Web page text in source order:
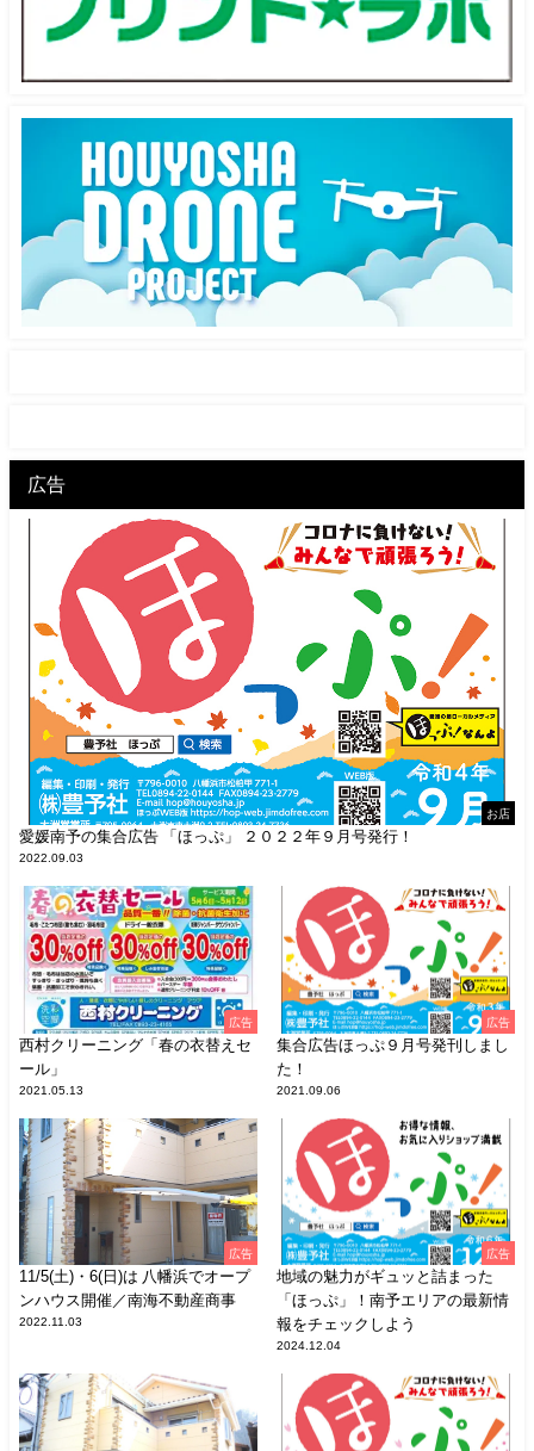
広告
お店
愛媛南予の集合広告 「ほっぷ」 ２０２２年９月号発行！
2022.09.03
広告
西村クリーニング「春の衣替えセ
ール」
2021.05.13
広告
集合広告ほっぷ９月号発刊しまし
た！
2021.09.06
広告
11/5(土)・6(日)は 八幡浜でオープ
ンハウス開催／南海不動産商事
2022.11.03
広告
地域の魅力がギュッと詰まった
「ほっぷ」！南予エリアの最新情
報をチェックしよう
2024.12.04